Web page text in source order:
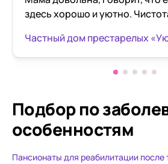
здесь хорошо и уютно.
Спасибо за заботу о наших
близких!
Подбор по
особенностям
Пансионаты для реабилитации после